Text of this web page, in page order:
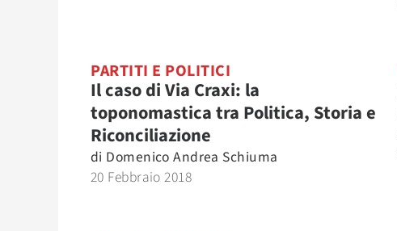
PARTITI E POLITICI
Il caso di Via Craxi: la
toponomastica tra Politica, Storia e
Riconciliazione
di Domenico Andrea Schiuma
20 Febbraio 2018